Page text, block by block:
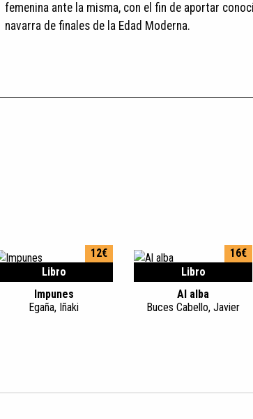
femenina ante la misma, con el fin de aportar
navarra de finales de la Edad Moderna.
Libro
12€
Impunes
Egaña, Iñaki
Libro
16€
Al alba
Buces Cabello, Javier